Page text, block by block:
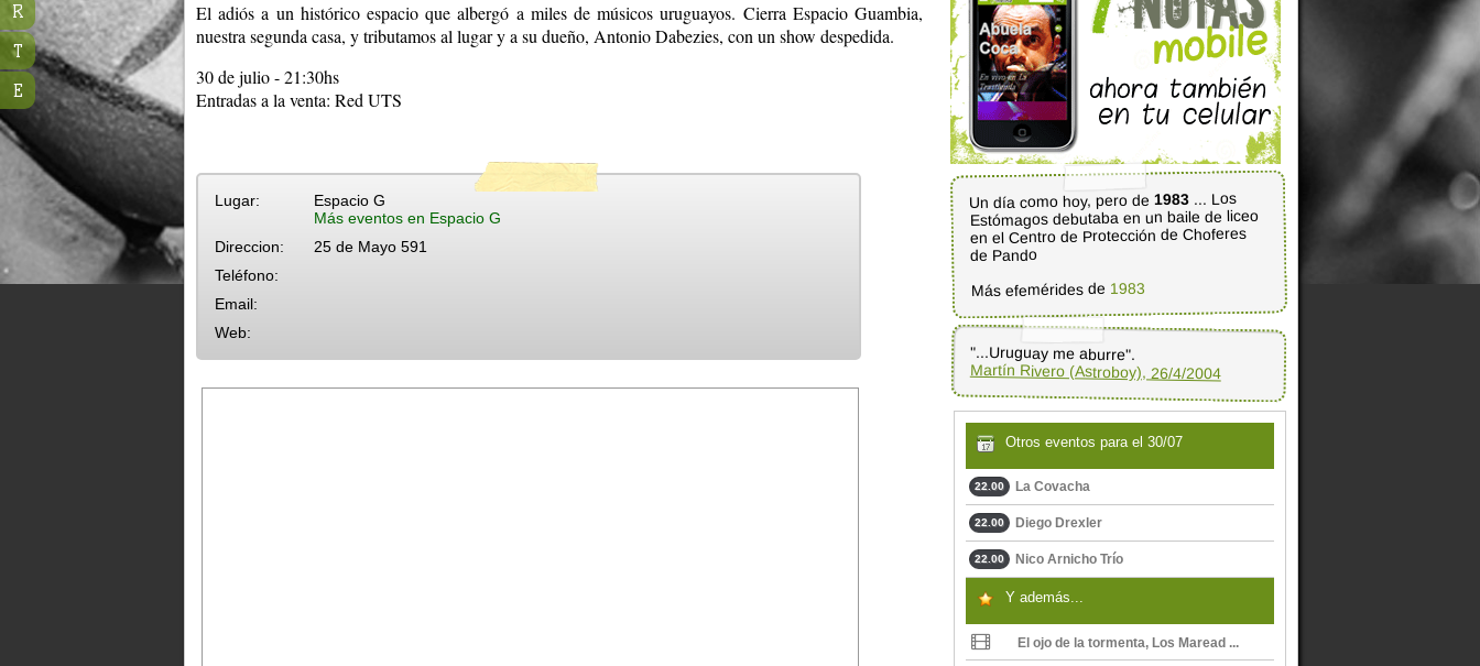
El adiós a un histórico espacio que albergó a miles de músicos uruguayos. Cierra Espacio Guambia,
nuestra segunda casa, y tributamos al lugar y a su dueño, Antonio Dabezies, con un show despedida.
30 de julio - 21:30hs
Entradas a la venta: Red UTS
Lugar:
Espacio G
Más eventos en Espacio G
Direccion:
25 de Mayo 591
Teléfono:
Email:
Web:
Un día como hoy, pero de1983 ... Los
Estómagos debutaba en un baile de liceo
en el Centro de Protección de Choferes
de Pando
Más efemérides de 1983
"...Uruguay me aburre".
Martín Rivero (Astroboy), 26/4/2004
Otros eventos para el 30/07
22.00 La Covacha
22.00 Diego Drexler
22.00 Nico Arnicho Trío
Y además...
El ojo de la tormenta, Los Maread ...
R
T
E